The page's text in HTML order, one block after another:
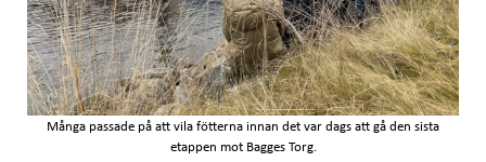
Många passade på att vila fötterna innan det var dags att gå den sista
etappen mot Bagges Torg.